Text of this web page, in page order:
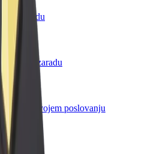
zaradu
zaradu
tvojem poslovanju